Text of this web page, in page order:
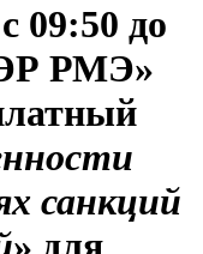
09:50 до
РМЭ»
санкций
» для